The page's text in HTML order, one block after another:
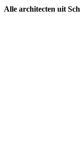
Alle architecten uit